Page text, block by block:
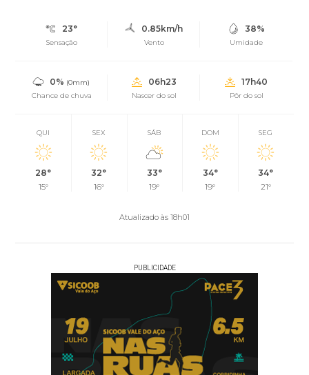
23°
Sensação
0.85km/h
Vento
38%
Umidade
0% (0mm)
Chance de chuva
06h23
Nascer do sol
17h40
Pôr do sol
QUI
28°
15°
SEX
32°
16°
SÁB
33°
19°
DOM
34°
19°
SEG
34°
21°
Atualizado às 18h01
PUBLICIDADE